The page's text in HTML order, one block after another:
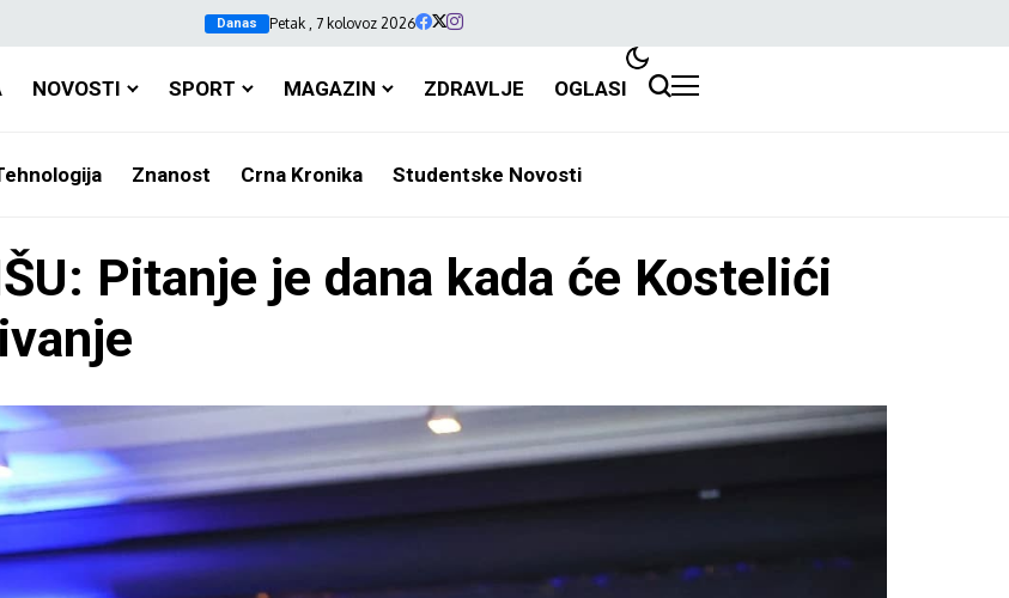
Danas Petak , 7 kolovoz 2026
NOVOSTI SPORT MAGAZIN ZDRAVLJE OGLASI
Znanost Crna Kronika Studentske Novosti
Pitanje je dana kada će Kostelići